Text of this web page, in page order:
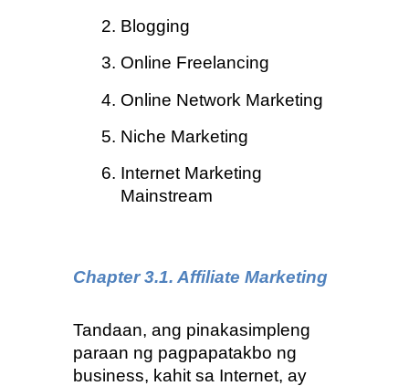
Blogging
Online Freelancing
Online Network Marketing
Niche Marketing
Internet Marketing
Mainstream
Chapter 3.1. Affiliate Marketing
Tandaan, ang pinakasimpleng
paraan ng pagpapatakbo ng
business, kahit sa Internet, ay